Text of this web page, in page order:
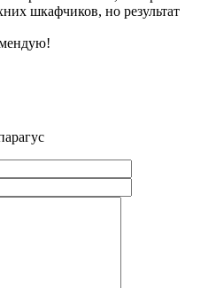
шкафчиков, но результат